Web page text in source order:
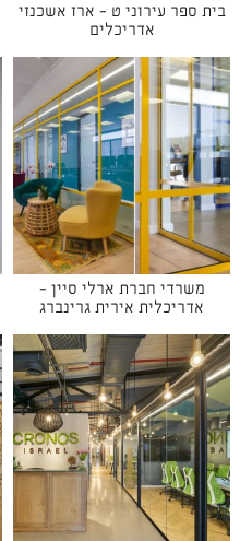
בית ספר עירוני ט - ארז אשכנזי
אדריכלים
משרדי חברת ארלי סיין -
אדריכלית אירית גרינברג